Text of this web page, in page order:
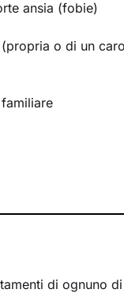
ansia (fobie)
o di un
di ognuno